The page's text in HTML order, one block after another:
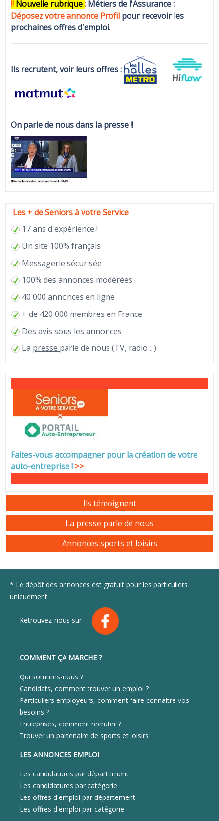
!! Nouvelle rubrique: Métiers de l'Assurance :
Déposez votre annonce Profil pour recevoir les
prochaines offres d'emploi.
Ils recrutent, voir leurs offres :
On parle de nous dans la presse !!
Les + de Seniors à votre Service
17 ans d'expérience !
Un site 100% français
Messagerie sécurisée
100% des annonces modérées
40 000 annonces en ligne
+ de 420 000 membres en France
Des avis sous les annonces
La presse parle de nous (TV, radio ...)
Faites-vous accompagner pour la création de votre
auto-entreprise! >>
Ils témoignent
La presse parle de nous
Annonces sports et loisirs
* Le dépôt des annonces est gratuit pour les particuliers
uniquement
Retrouvez-nous sur
COMMENT ÇA MARCHE ?
Qui sommes-nous ?
Candidats, comment trouver un emploi ?
Particuliers employeurs, comment faire connaitre vos
besoins ?
Entreprises, comment recruter ?
Trouver un partenaire de sports et loisirs
LES ANNONCES EMPLOI
Les candidatures par département
Les candidatures par catégorie
Les offres d'emploi par département
Les offres d'emploi par catégorie